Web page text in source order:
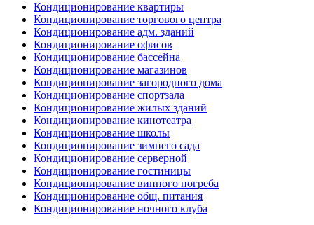
Кондиционирование квартиры
Кондиционирование торгового центра
Кондиционирование адм. зданий
Кондиционирование офисов
Кондиционирование бассейна
Кондиционирование магазинов
Кондиционирование загородного дома
Кондиционирование спортзала
Кондиционирование жилых зданий
Кондиционирование кинотеатра
Кондиционирование школы
Кондиционирование зимнего сада
Кондиционирование серверной
Кондиционирование гостиницы
Кондиционирование винного погреба
Кондиционирование общ. питания
Кондиционирование ночного клуба